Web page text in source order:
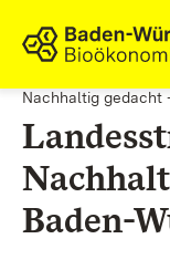
Zum Inhalt
Link zur
Nachhaltig gedacht
Baden-